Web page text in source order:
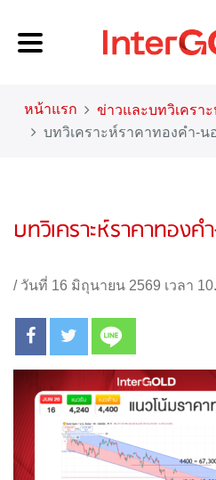
หน้าแรก
ข่าวและบทวิเครา
บทวิเคราะห์ราคาทองคำ-น
บทวิเคราะห์ราคาทอง
/ วันที่ 16 มิถุนายน 2569 เวลา